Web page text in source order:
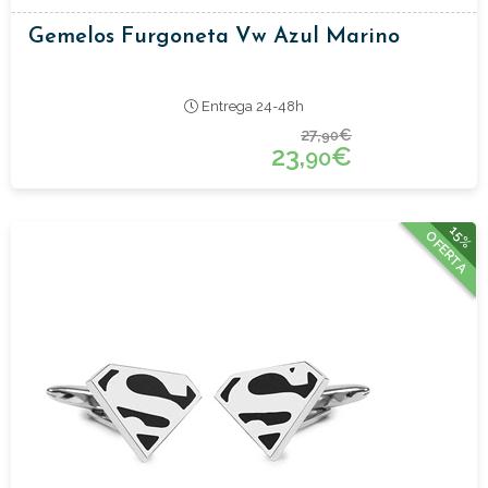
Gemelos Furgoneta Vw Azul Marino
Entrega 24-48h
27,90€
23,90€
15%
OFERTA